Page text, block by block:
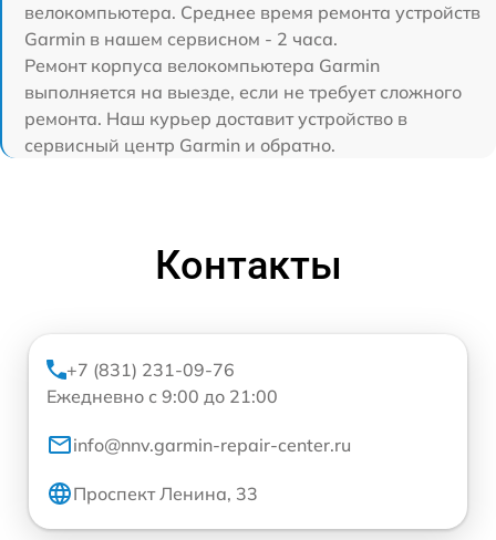
велокомпьютера. Среднее время ремонта устройств
Garmin в нашем сервисном - 2 часа.
Ремонт корпуса велокомпьютера Garmin
выполняется на выезде, если не требует сложного
ремонта. Наш курьер доставит устройство в
сервисный центр Garmin и обратно.
Контакты
+7 (831) 231-09-76
Ежедневно с 9:00 до 21:00
info@nnv.garmin-repair-center.ru
Проспект Ленина, 33